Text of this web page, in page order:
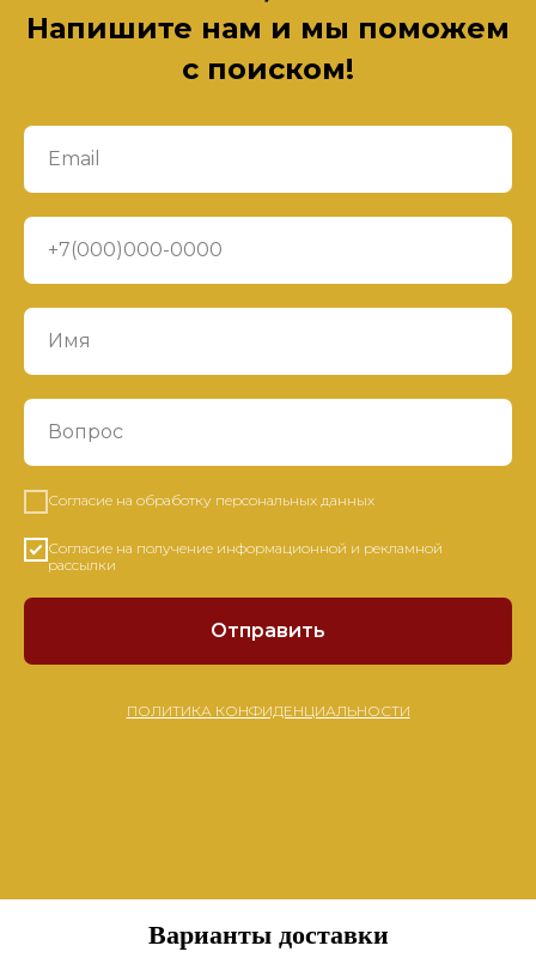
Напишите нам и мы поможем
с поиском!
Согласие на обработку персональных данных
Согласие на получение информационной и рекламной
рассылки
Отправить
ПОЛИТИКА КОНФИДЕНЦИАЛЬНОСТИ
Варианты доставки